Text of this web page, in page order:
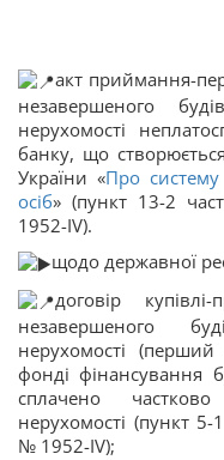
акт приймання-
незавершеного
нерухомості
банку, що
України «Про систему
осіб» (пункт 13-2
1952-IV).
щодо державної
договір
незавершеного
нерухомості
фонді фінансування
сплачено
нерухомості (пункт
№ 1952-IV);